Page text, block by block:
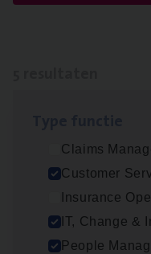
Claims
Customer
Insurance
IT, Change &
People
Test Ana­lyst
IT, Change &
Antwerpen